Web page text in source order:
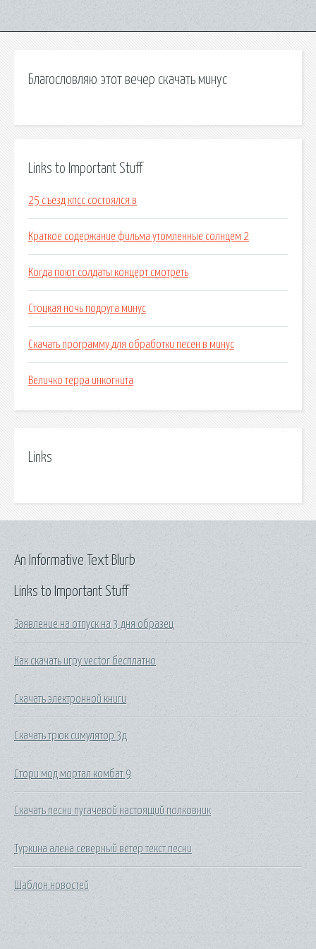
Благословляю этот вечер скачать минус
Links to Important Stuff
25 съезд кпсс состоялся в
Краткое содержание фильма утомленные солнцем 2
Когда поют солдаты концерт смотреть
Стоцкая ночь подруга минус
Скачать программу для обработки песен в минус
Величко терра инкогнита
Links
Links to Important Stuff
Заявление на отпуск на 3 дня образец
Как скачать игру vector бесплатно
Скачать электронной книги
Скачать трюк симулятор 3д
Стори мод мортал комбат 9
Скачать песни пугачевой настоящий полковник
Туркина алена северный ветер текст песни
Шаблон новостей
An Informative Text Blurb